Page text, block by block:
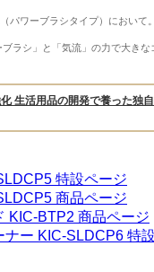
パワーブラシタイプ）において。
ラシ」と「気流」の力で大きな
生活用品の開発で養った独
特設ページ
商品ページ
KIC-BTP2 商品ページ
ナー KIC-SLDCP6 特